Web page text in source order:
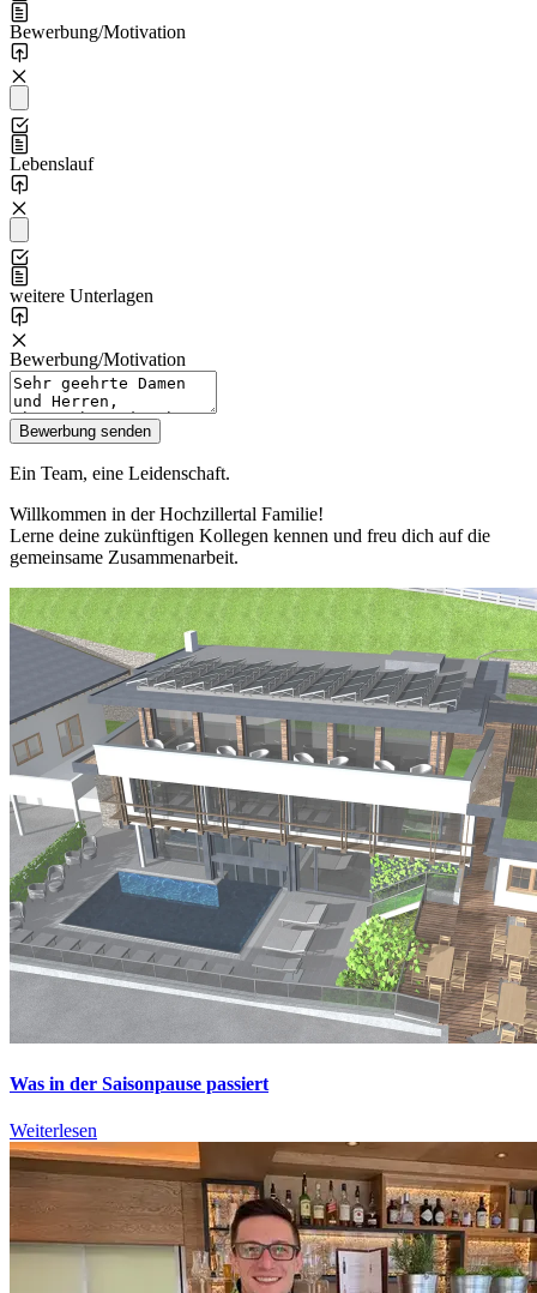
Bewerbung/Motivation
Lebenslauf
weitere Unterlagen
Bewerbung/Motivation
Ein Team, eine Leidenschaft.
Willkommen in der Hochzillertal Familie!
Lerne deine zukünftigen Kollegen kennen und freu dich auf die
gemeinsame Zusammenarbeit.
Was in der Saisonpause passiert
Weiterlesen